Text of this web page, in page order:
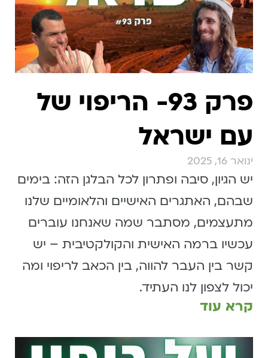
פרק 93- הריפוי של
עם ישראל
ינואר 16, 2025
יש הגיון, סיבה ופתרון לכל הבלגן הזה: בימים
שבהם, האתגרים האישיים והלאומיים שלנו
מתעצמים, מסתבר שמה שאנחנו עוברים
עכשיו ברמה האישית והקולקטיבית – יש
קשר בין העבר להווה, בין הכאב לריפוי ומה
יכול לצפון לנו העתיד.
קרא עוד